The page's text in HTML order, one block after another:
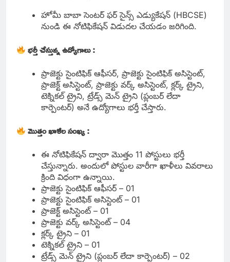
హోమీ బాబా సెంటర్ ఫర్ సైన్స్ ఎడ్యుకేషన్ (HBCSE)
నుండి ఈ నోటిఫికేషన్ విడుదల చేయడం జరిగింది.
భర్తీ చేస్తున్న ఉద్యోగాలు :
ప్రాజెక్టు సైంటిఫిక్ ఆఫీసర్, ప్రాజెక్టు సైంటిఫిక్ అసిస్టెంట్,
ప్రాజెక్ట్ అసిస్టెంట్, ప్రాజెక్టు వర్క్ అసిస్టెంట్, క్లర్క్ ట్రైని,
టెక్నికల్ ట్రైని, ట్రేడ్స్ మెన్ ట్రైని (ప్లంబర్ లేదా
కార్పెంటర్) అనే ఉద్యోగాలు భర్తీ చేస్తారు.
మొత్తం ఖాళీల సంఖ్య :
ఈ నోటిఫికేషన్ ద్వారా మొత్తం 11 పోస్టులు భర్తీ
చేస్తున్నారు. అందులో పోస్టుల వారీగా ఖాళీలు వివరాలు
క్రింది విధంగా ఉన్నాయి.
ప్రాజెక్టు సైంటిఫిక్ ఆఫీసర్ – 01
ప్రాజెక్టు సైంటిఫిక్ అసిస్టెంట్ – 01
ప్రాజెక్ట్ అసిస్టెంట్ – 01
ప్రాజెక్టు వర్క్ అసిస్టెంట్ – 04
క్లర్క్ ట్రైని – 01
టెక్నికల్ ట్రైని – 01
ట్రేడ్స్ మెన్ ట్రైని (ప్లంబర్ లేదా కార్పెంటర్) – 02